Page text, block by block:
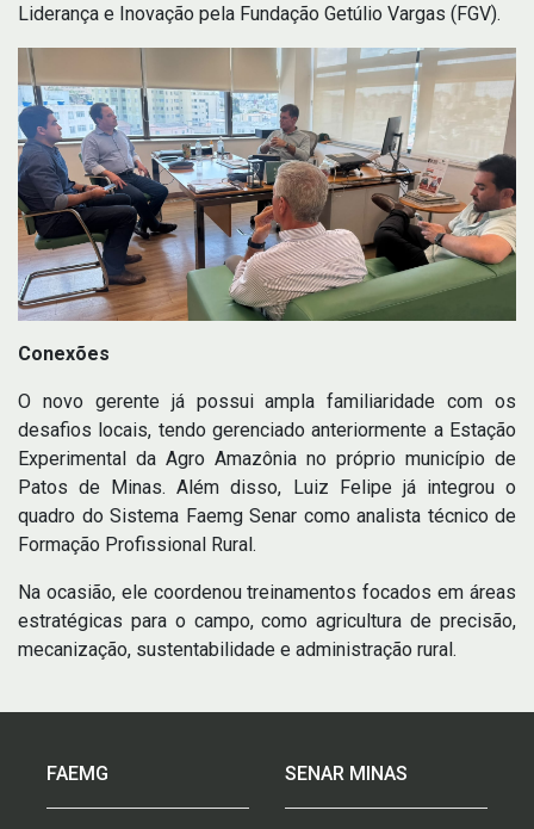
Liderança e Inovação pela Fundação Getúlio Vargas (FGV).
Conexões
O novo gerente já possui ampla familiaridade com os
desafios locais, tendo gerenciado anteriormente a Estação
Experimental da Agro Amazônia no próprio município de
Patos de Minas. Além disso, Luiz Felipe já integrou o
quadro do Sistema Faemg Senar como analista técnico de
Formação Profissional Rural.
Na ocasião, ele coordenou treinamentos focados em áreas
estratégicas para o campo, como agricultura de precisão,
mecanização, sustentabilidade e administração rural.
FAEMG SENAR MINAS